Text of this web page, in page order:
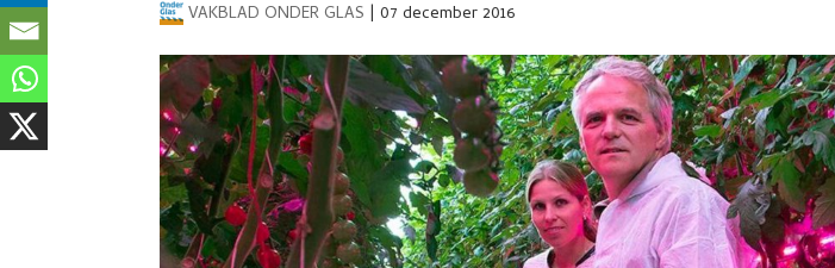
VAKBLAD ONDER GLAS |07 december 2016